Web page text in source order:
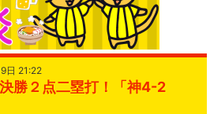
日 21:22
勝２点二塁打！「神4-2